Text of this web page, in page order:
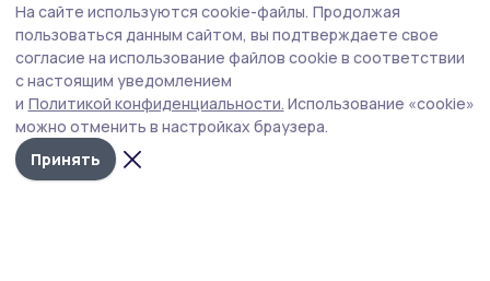
На сайте используются cookie-файлы. Продолжая
пользоваться данным сайтом, вы подтверждаете свое
согласие на использование файлов cookie в соответствии
с настоящим уведомлением
и Политикой конфиденциальности. Использование «cookie»
можно отменить в настройках браузера.
Принять